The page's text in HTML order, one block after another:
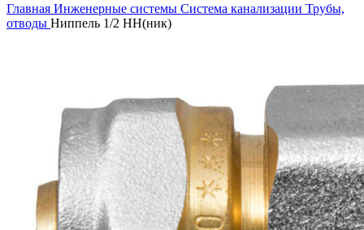
Главная Инженерные системы Система канализации Трубы,
отводы Ниппель 1/2 НН(ник)